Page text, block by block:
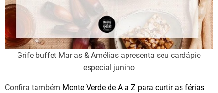
Grife buffet Marias & Amélias apresenta seu cardápio
especial junino
Confira também Monte Verde de A a Z para curtir as férias